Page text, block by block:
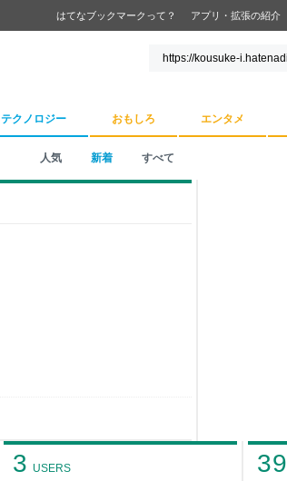
はてなブックマークって？ アプリ・拡張の紹介
テクノロジー おもしろ エンタメ
人気 新着 すべて
3 USERS 39